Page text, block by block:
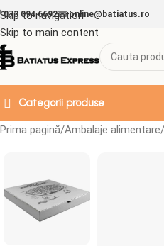
Skip to navigation
Skip to main content
073 094 6692 online@batiatus.ro
Categorii produse
Doze de plastic
Prima pagină Ambalaje alimentare